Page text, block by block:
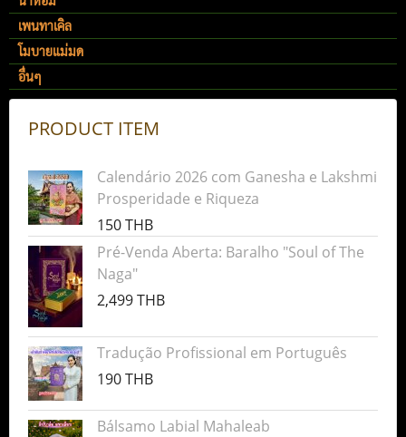
เพนทาเคิล
โมบายแม่มด
อื่นๆ
PRODUCT ITEM
Calendário 2026 com Ganesha e Lakshmi
Prosperidade e Riqueza
150 THB
Pré-Venda Aberta: Baralho "Soul of The
Naga"
2,499 THB
Tradução Profissional em Português
190 THB
Bálsamo Labial Mahaleab